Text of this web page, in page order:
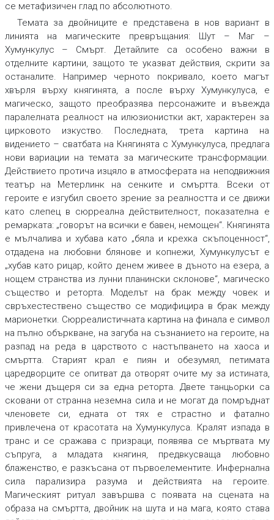
се метафизичен глад по абсолютното.
Темата за двойниците е представена в нов вариант в
линията на магическите превръщания: Шут – Маг –
Хумункулус – Смърт. Детайлите са особено важни в
отделните картини, защото те указват действия, скрити за
останалите. Например черното покривало, което магът
хвърля върху княгинята, а после върху Хумункулуса, е
магическо, защото преобразява персонажите и въвежда
паралелната реалност на илюзионистки акт, характерен за
цирковото изкуство. Последната, трета картина на
видението – сватбата на Княгинята с Хумункулуса, предлага
нови вариации на темата за магическите трансформации.
Действието протича изцяло в атмосферата на неподвижния
театър на Метерлинк на сенките и смъртта. Всеки от
героите е изгубил своето зрение за реалността и се движи
като слепец в сюрреална действителност, показателна е
ремарката: „говорът на всички е бавен, немощен“. Княгинята
е мълчалива и хубава като „бяла и крехка скъпоценност“,
отдадена на любовни блянове и копнежи, Хумункулусът е
„хубав като рицар, който денем живее в дъното на езера, а
нощем странства из лунни планински склонове“, магическо
същество и реторта. Моделът на брак между човек и
свръхестествено същество се модифицира в брак между
марионетки. Сюрреалистичната картина на финала е символ
на пълно объркване, на загуба на съзнанието на героите, на
разпад на реда в царството с настъпването на хаоса и
смъртта. Старият крал е пиян и обезумял, петимата
царедворците се опитват да отворят очите му за истината,
че жени дъщеря си за една реторта. Двете танцьорки са
сковани от странна неземна сила и не могат да помръднат
членовете си, едната от тях е страстно и фатално
привлечена от красотата на Хумункулуса. Кралят изпада в
транс и се сражава с призраци, появява се мъртвата му
съпруга, а младата княгиня, предвкусваща любовно
блаженство, е разкъсана от първоелементите. Инфернална
сила парализира разума и действията на героите.
Магическият ритуал завършва с появата на сцената на
образа на смъртта, двойник на шута и на мага, която става